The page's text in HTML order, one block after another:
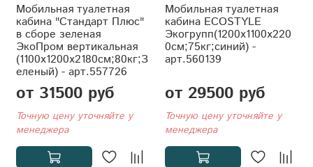
Мобильная туалетная
кабина "Стандарт Плюс"
в сборе зеленая
ЭкоПром вертикальная
(1100x1200x2180см;80кг;З
еленый) - арт.557726
от 31500 руб
Точную цену уточняйте у
менеджера
Мобильная туалетная
кабина ECOSTYLE
Экогрупп(1200x1100x220
0см;75кг;синий) -
арт.560139
от 29500 руб
Точную цену уточняйте у
менеджера